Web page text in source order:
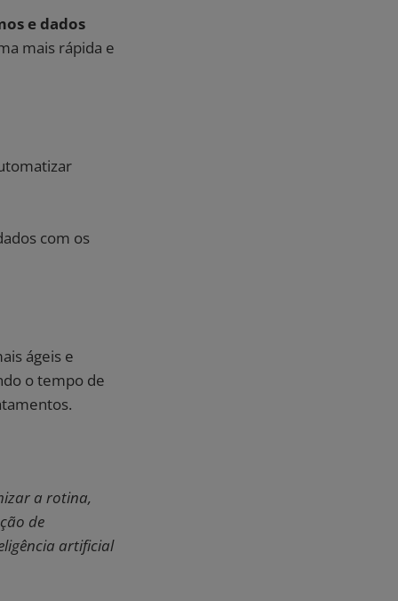
e dados
mais rápida e
com os
ágeis e
o tempo de
a rotina,
de
artificial